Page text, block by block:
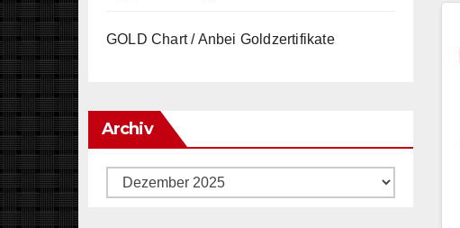
GOLD Chart / Anbei Goldzertifikate
Archiv
Archiv